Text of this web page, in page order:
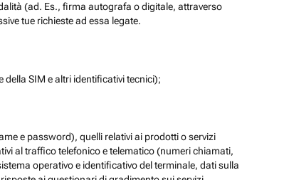
(ad. Es., firma autografa o digitale, attraverso
tue richieste ad essa legate.
della SIM e altri identificativi tecnici);
e password), quelli relativi ai prodotti o servizi
al traffico telefonico e telematico (numeri chiamati,
operativo e identificativo del terminale, dati sulla